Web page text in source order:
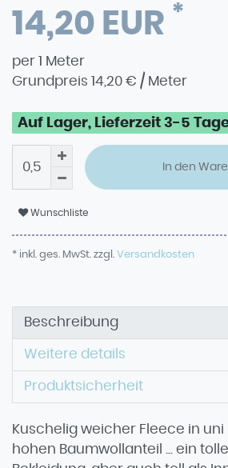
14,20 EUR *
per 1 Meter
Grundpreis 14,20 € / Meter
Auf Lager, Lieferzeit 3-5
In den
Wunschliste
* inkl. ges. MwSt. zzgl. Versandkosten
Beschreibung
Weitere details
Produktsicherheit
Kuschelig weicher Fleece in
hohen Baumwollanteil ... ein